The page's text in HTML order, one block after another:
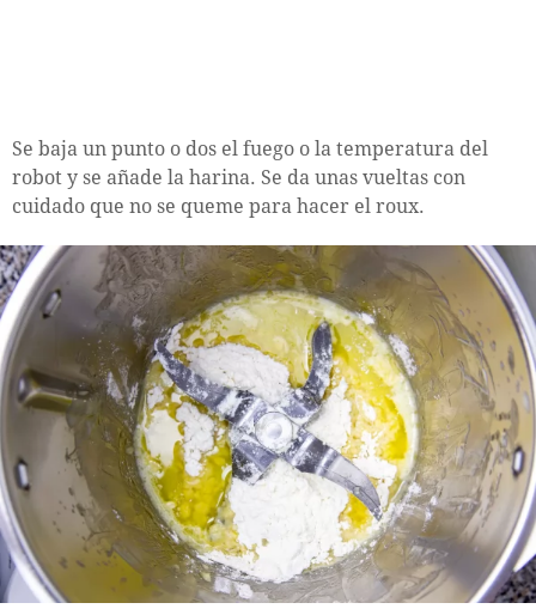
Se baja un punto o dos el fuego o la temperatura del
robot y se añade la harina. Se da unas vueltas con
cuidado que no se queme para hacer el roux.